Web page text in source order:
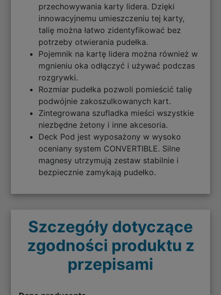
przechowywania karty lidera. Dzięki
innowacyjnemu umieszczeniu tej karty,
talię można łatwo zidentyfikować bez
potrzeby otwierania pudełka.
Pojemnik na kartę lidera można również w
mgnieniu oka odłączyć i używać podczas
rozgrywki.
Rozmiar pudełka pozwoli pomieścić talię
podwójnie zakoszulkowanych kart.
Zintegrowana szufladka mieści wszystkie
niezbędne żetony i inne akcesoria.
Deck Pod jest wyposażony w wysoko
oceniany system CONVERTIBLE. Silne
magnesy utrzymują zestaw stabilnie i
bezpiecznie zamykają pudełko.
Szczegóły dotyczące
zgodności produktu z
przepisami